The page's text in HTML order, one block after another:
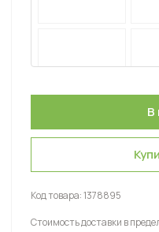
Код товара:1378895
Стоимость доставки в